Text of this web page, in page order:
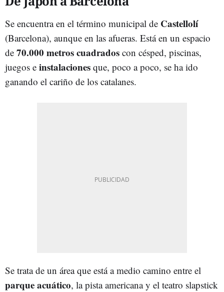
Se encuentra en el término municipal de Castellolí
(Barcelona), aunque en las afueras. Está en un espacio
de 70.000 metros cuadrados con césped, piscinas,
juegos e instalaciones que, poco a poco, se ha ido
ganando el cariño de los catalanes.
Se trata de un área que está a medio camino entre el
parque acuático, la pista americana y el teatro slapstick